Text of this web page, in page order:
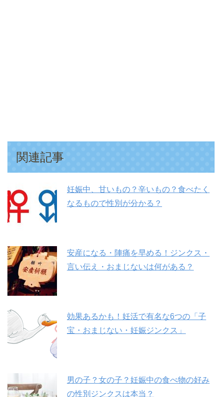
関連記事
妊娠中、甘いもの？辛いもの？食べたく
なるもので性別が分かる？
安産になる・陣痛を早める！ジンクス・
言い伝え・おまじないは何がある？
効果あるかも！妊活で有名な6つの「子
宝・おまじない・妊娠ジンクス」
男の子？女の子？妊娠中の食べ物の好み
の性別ジンクスは本当？